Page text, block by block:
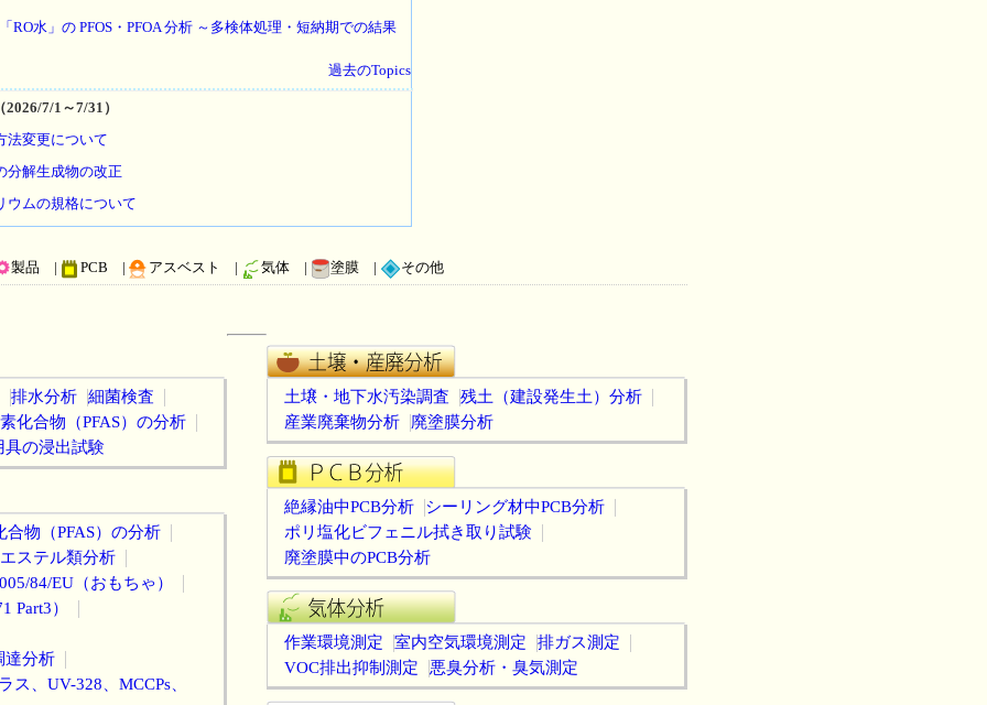
RO水」の PFOS・PFOA 分析 ～多検体処理・短納期での結果
過去のTopics
7/1～7/31）
法変更について
分解生成物の改正
ウムの規格について
製品 | PCB | アスベスト | 気体 | 塗膜 | その他
排水分析
細菌検査
化合物（PFAS）の分析
の浸出試験
合物（PFAS）の分析
ステル類分析
84/EU（おもちゃ）
Part3）
達分析
ス、UV-328、MCCPs、
土壌・地下水汚染調査
残土（建設発生土）分析
産業廃棄物分析
廃塗膜分析
絶縁油中PCB分析
シーリング材中PCB分析
ポリ塩化ビフェニル拭き取り試験
廃塗膜中のPCB分析
作業環境測定 室内空気環境測定
排ガス測定
VOC排出抑制測定
悪臭分析・臭気測定